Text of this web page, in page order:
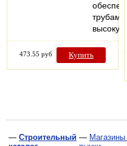
трубам
473.55 руб Купить
— Строительный — Магазины